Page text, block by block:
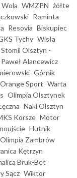
WMZPN żółte
Rominta
Resovia Biskupiec
Tychy Wisła
Stomil Olsztyn -
Paweł Alancewicz
Górnik
Orange Sport Warta
Olimpia Olsztynek
Naki Olsztyn
Korsze Motor
Hutnik
Olimpia Zambrów
Kętrzyn
Bruk-Bet
Sącz Wiktor